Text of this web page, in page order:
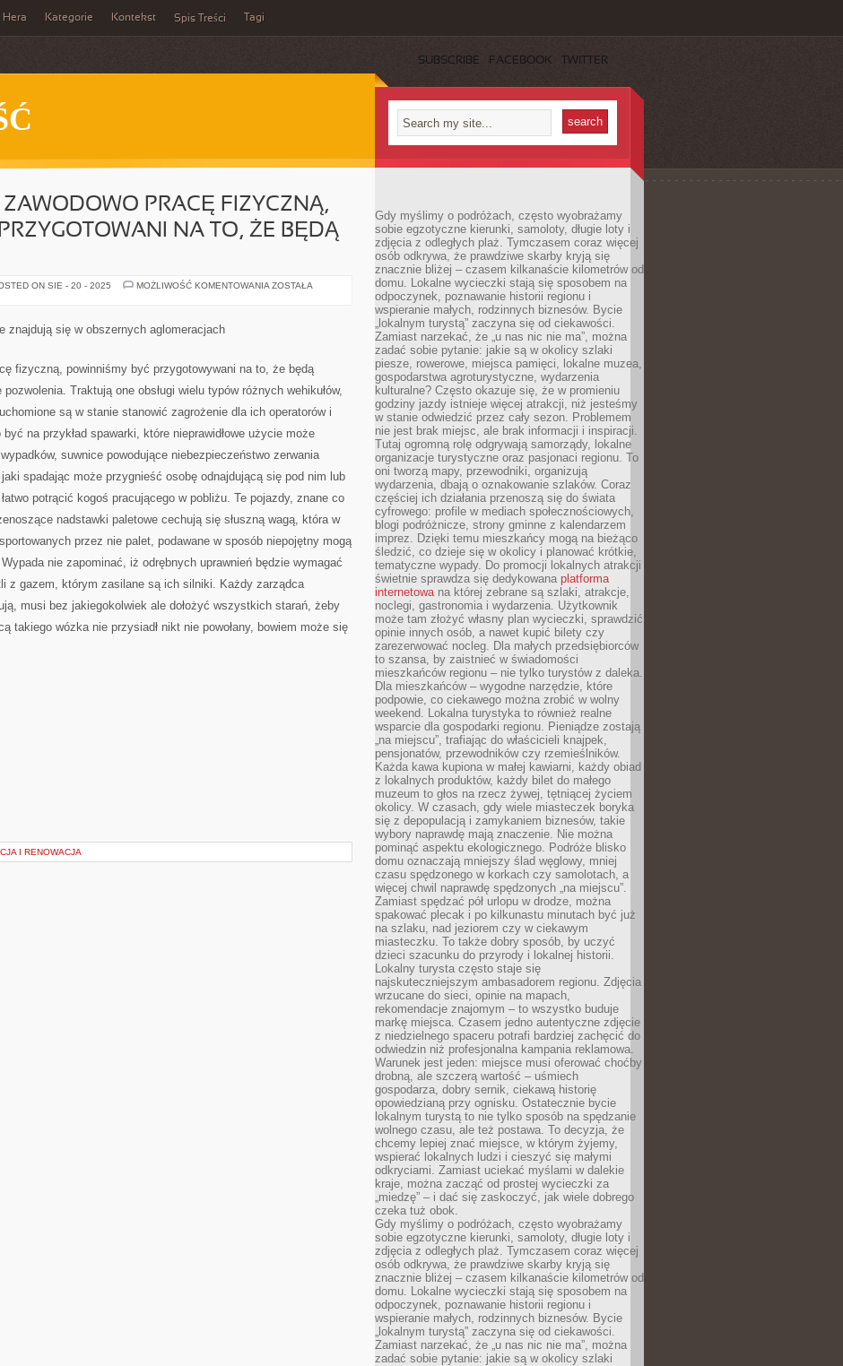
Hera Kategorie Kontekst Spis Treści Tagi
SUBSCRIBE FACEBOOK TWITTER
ZAWODOWO PRACĘ FIZYCZNĄ,
NA TO, ŻE BĘDĄ
ON SIE - 20 - 2025 MOŻLIWOŚĆ KOMENTOWANIA EGZEKWUJĄC
TO,
ŻE
WYMAGANE
ZOSTAŁA
znajdują się w obszernych aglomeracjach
fizyczną, powinniśmy być przygotowywani na to, że będą
Traktują one obsługi wielu typów różnych wehikułów,
są w stanie stanowić zagrożenie dla ich operatorów i
na przykład spawarki, które nieprawidłowe użycie może
suwnice powodujące niebezpieczeństwo zerwania
jaki spadając może przygnieść osobę odnajdującą się pod nim lub
potrącić kogoś pracującego w pobliżu. Te pojazdy, znane co
nadstawki paletowe cechują się słuszną wagą, która w
przez nie palet, podawane w sposób niepojętny mogą
nie zapominać, iż odrębnych uprawnień będzie wymagać
z gazem, którym zasilane są ich silniki. Każdy zarządca
musi bez jakiegokolwiek ale dołożyć wszystkich starań, żeby
takiego wózka nie przysiadł nikt nie powołany, bowiem może się
I RENOWACJA
Gdy myślimy o podróżach, często wyobrażamy
sobie egzotyczne kierunki, samoloty, długie loty i
zdjęcia z odległych plaż. Tymczasem coraz więcej
osób odkrywa, że prawdziwe skarby kryją się
znacznie bliżej – czasem kilkanaście kilometrów od
domu. Lokalne wycieczki stają się sposobem na
odpoczynek, poznawanie historii regionu i
wspieranie małych, rodzinnych biznesów. Bycie
„lokalnym turystą” zaczyna się od ciekawości.
Zamiast narzekać, że „u nas nic nie ma”, można
zadać sobie pytanie: jakie są w okolicy szlaki
piesze, rowerowe, miejsca pamięci, lokalne muzea,
gospodarstwa agroturystyczne, wydarzenia
kulturalne? Często okazuje się, że w promieniu
godziny jazdy istnieje więcej atrakcji, niż jesteśmy
w stanie odwiedzić przez cały sezon. Problemem
nie jest brak miejsc, ale brak informacji i inspiracji.
Tutaj ogromną rolę odgrywają samorządy, lokalne
organizacje turystyczne oraz pasjonaci regionu. To
oni tworzą mapy, przewodniki, organizują
wydarzenia, dbają o oznakowanie szlaków. Coraz
częściej ich działania przenoszą się do świata
cyfrowego: profile w mediach społecznościowych,
blogi podróżnicze, strony gminne z kalendarzem
imprez. Dzięki temu mieszkańcy mogą na bieżąco
śledzić, co dzieje się w okolicy i planować krótkie,
tematyczne wypady. Do promocji lokalnych atrakcji
świetnie sprawdza się dedykowana platforma
internetowana której zebrane są szlaki, atrakcje,
noclegi, gastronomia i wydarzenia. Użytkownik
może tam złożyć własny plan wycieczki, sprawdzić
opinie innych osób, a nawet kupić bilety czy
zarezerwować nocleg. Dla małych przedsiębiorców
to szansa, by zaistnieć w świadomości
mieszkańców regionu – nie tylko turystów z daleka.
Dla mieszkańców – wygodne narzędzie, które
podpowie, co ciekawego można zrobić w wolny
weekend. Lokalna turystyka to również realne
wsparcie dla gospodarki regionu. Pieniądze zostają
„na miejscu”, trafiając do właścicieli knajpek,
pensjonatów, przewodników czy rzemieślników.
Każda kawa kupiona w małej kawiarni, każdy obiad
z lokalnych produktów, każdy bilet do małego
muzeum to głos na rzecz żywej, tętniącej życiem
okolicy. W czasach, gdy wiele miasteczek boryka
się z depopulacją i zamykaniem biznesów, takie
wybory naprawdę mają znaczenie. Nie można
pominąć aspektu ekologicznego. Podróże blisko
domu oznaczają mniejszy ślad węglowy, mniej
czasu spędzonego w korkach czy samolotach, a
więcej chwil naprawdę spędzonych „na miejscu”.
Zamiast spędzać pół urlopu w drodze, można
spakować plecak i po kilkunastu minutach być już
na szlaku, nad jeziorem czy w ciekawym
miasteczku. To także dobry sposób, by uczyć
dzieci szacunku do przyrody i lokalnej historii.
Lokalny turysta często staje się
najskuteczniejszym ambasadorem regionu. Zdjęcia
wrzucane do sieci, opinie na mapach,
rekomendacje znajomym – to wszystko buduje
markę miejsca. Czasem jedno autentyczne zdjęcie
z niedzielnego spaceru potrafi bardziej zachęcić do
odwiedzin niż profesjonalna kampania reklamowa.
Warunek jest jeden: miejsce musi oferować choćby
drobną, ale szczerą wartość – uśmiech
gospodarza, dobry sernik, ciekawą historię
opowiedzianą przy ognisku. Ostatecznie bycie
lokalnym turystą to nie tylko sposób na spędzanie
wolnego czasu, ale też postawa. To decyzja, że
chcemy lepiej znać miejsce, w którym żyjemy,
wspierać lokalnych ludzi i cieszyć się małymi
odkryciami. Zamiast uciekać myślami w dalekie
kraje, można zacząć od prostej wycieczki za
„miedzę” – i dać się zaskoczyć, jak wiele dobrego
czeka tuż obok.
Gdy myślimy o podróżach, często wyobrażamy
sobie egzotyczne kierunki, samoloty, długie loty i
zdjęcia z odległych plaż. Tymczasem coraz więcej
osób odkrywa, że prawdziwe skarby kryją się
znacznie bliżej – czasem kilkanaście kilometrów od
domu. Lokalne wycieczki stają się sposobem na
odpoczynek, poznawanie historii regionu i
wspieranie małych, rodzinnych biznesów. Bycie
„lokalnym turystą” zaczyna się od ciekawości.
Zamiast narzekać, że „u nas nic nie ma”, można
zadać sobie pytanie: jakie są w okolicy szlaki